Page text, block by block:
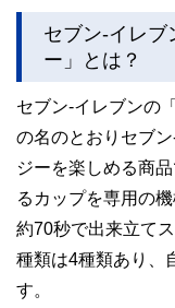
セブン-イレブ
ー」とは？
セブン-イレブンの
の名のとおりセブ
ジーを楽しめる商
るカップを専用の
約70秒で出来立て
種類は4種類あり、
す。